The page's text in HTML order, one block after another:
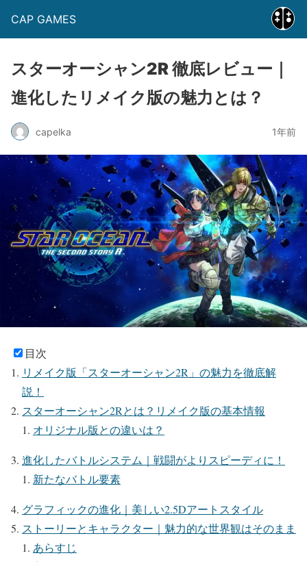
CAP GAMES
スターオーシャン2R 徹底レビュー｜
進化したリメイク版の魅力とは？
capelka 1年前
目次
リメイク版「スターオーシャン2R」の魅力を徹底解
説！
スターオーシャン2Rとは？リメイク版の基本情報
オリジナル版との違いは？
進化したバトルシステム｜戦闘がよりスピーディに！
新たなバトル要素
グラフィックの進化｜美しい2.5Dアートスタイル
ストーリーとキャラクター｜魅力的な世界観はそのまま
あらすじ